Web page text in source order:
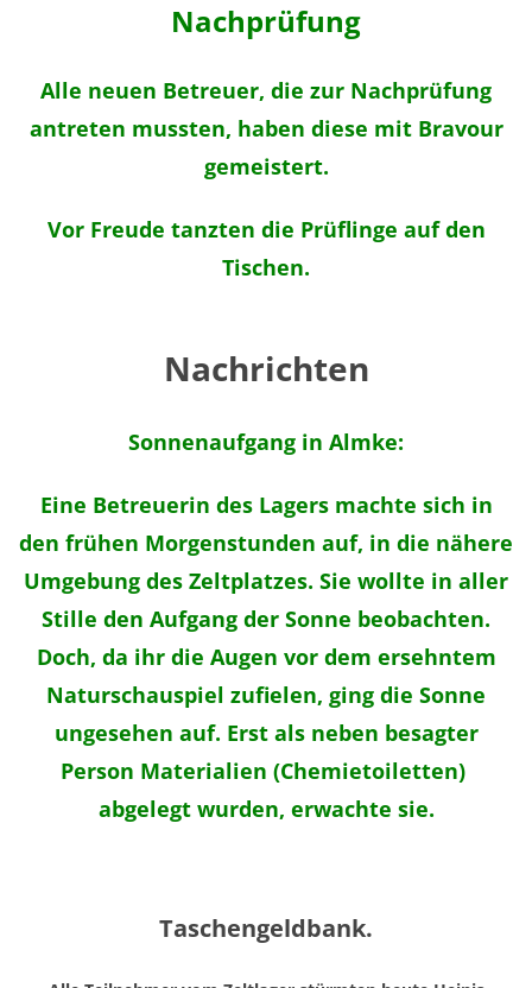
Nachprüfung
Alle neuen Betreuer, die zur Nachprüfung
antreten mussten, haben diese mit Bravour
gemeistert.
Vor Freude tanzten die Prüflinge auf den
Tischen.
Nachrichten
Sonnenaufgang in Almke:
Eine Betreuerin des Lagers machte sich in
den frühen Morgenstunden auf, in die nähere
Umgebung des Zeltplatzes. Sie wollte in aller
Stille den Aufgang der Sonne beobachten.
Doch, da ihr die Augen vor dem ersehntem
Naturschauspiel zufielen, ging die Sonne
ungesehen auf. Erst als neben besagter
Person Materialien (Chemietoiletten)
abgelegt wurden, erwachte sie.
Taschengeldbank.